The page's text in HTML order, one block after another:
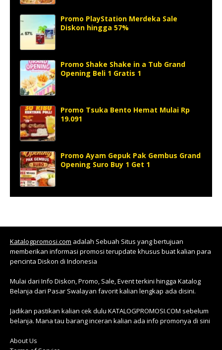
Promo PlayStation Merdeka Sale
Diskon hingga 57%
Promo Shake Shake in a Tub Grand
Opening Beli 1 Gratis 1
Promo Tsuka Bento Hemat Mulai Rp
19.091
Promo Ayam Gepuk Pak Gembus Grand
Opening Suro Buy 1 Get 1
Katalogpromosi.com adalah Sebuah Situs yang bertujuan
memberikan informasi promosi terupdate khusus buat kalian para
pencinta Diskon di Indonesia
Mulai dari Info Diskon, Promo, Sale, Event terkini hingga Katalog
Belanja dari Pasar Swalayan favorit kalian lengkap ada disini.
Jadikan pastikan kalian cek dulu KATALOGPROMOSI.COM sebelum
belanja. Mana tau barang inceran kalian ada info promonya di sini
About Us